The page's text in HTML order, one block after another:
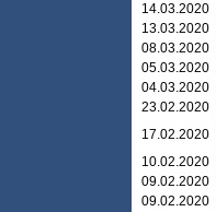
14.03.2020
13.03.2020
08.03.2020
05.03.2020
04.03.2020
23.02.2020
17.02.2020
10.02.2020
09.02.2020
09.02.2020